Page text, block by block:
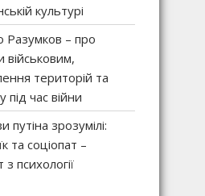
культурі
Разумков – про
військовим,
територій та
під час війни
путіна зрозумілі:
та соціопат –
з психології